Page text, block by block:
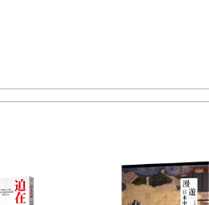
時候都玩過的「蒙眼抓鬼」遊戲，由別人
發了他日後建造社會企業的構想。台灣則
在突如其來的短暫失能裡，人們才能學習